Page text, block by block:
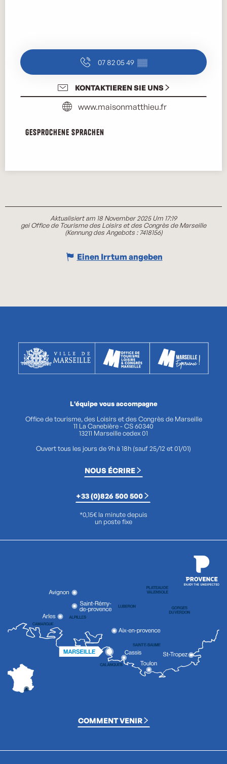
07 82 05 49 ▒▒
KONTAKTIEREN SIE UNS
www.maisonmatthieu.fr
Gesprochene Sprachen
Gesprochene Sprachen
Aktualisiert am 18 November 2025 Um 17:19
gei Office de Tourisme des Loisirs et des Congrès de Marseille
(Kennung des Angebots :7418156)
Einen Irrtum angeben
L'équipe vous accompagne
Office de tourisme, des Loisirs et des Congrès de Marseille
11 La Canebière - CS 60340
13211 Marseille cedex 01
Ouvert tous les jours de 9h à 18h (sauf 25/12 et 01/01)
NOUS ÉCRIRE
+33 (0)826 500 500
*0,15€ la minute depuis
un poste fixe
COMMENT VENIR